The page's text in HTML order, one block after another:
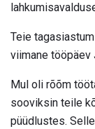
Teie
viimane tööpäev
Mul oli rõõm
sooviksin teile
püüdlustes.